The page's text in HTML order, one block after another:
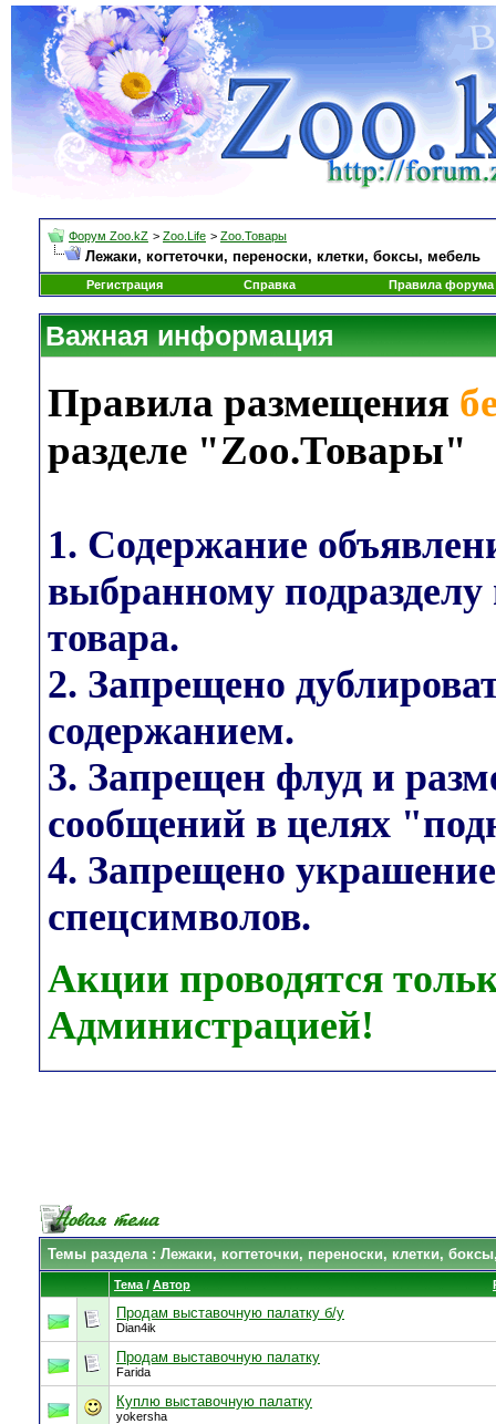
Форум Zoo.kZ > Zoo.Life > Zoo.Товары
Лежаки, когтеточки, переноски, клетки, боксы, мебель
Регистрация Справка Правила форума
Важная информация
Правила размещения
разделе "Zoo.Товары"
1. Содержание
выбранному
товара.
2. Запрещено
содержанием.
3. Запрещен флуд и
сообщений в целях
4. Запрещено
спецсимволов.
Акции проводятся
Администрацией!
Темы раздела: Лежаки, когтеточки, переноски, клетки,
Тема / Автор
Продам выставочную палатку б/у
Dian4ik
Продам выставочную палатку
Farida
Куплю выставочную палатку
yokersha